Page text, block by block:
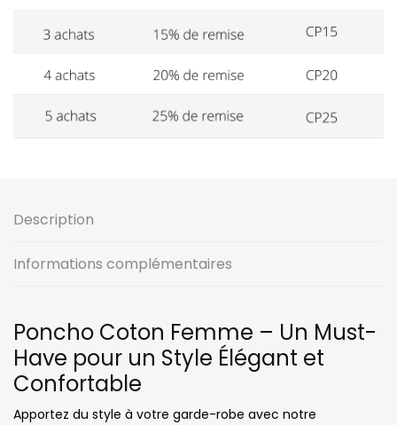
Description
Informations complémentaires
Poncho Coton Femme – Un Must-
Have pour un Style Élégant et
Confortable
Apportez du style à votre garde-robe avec notre